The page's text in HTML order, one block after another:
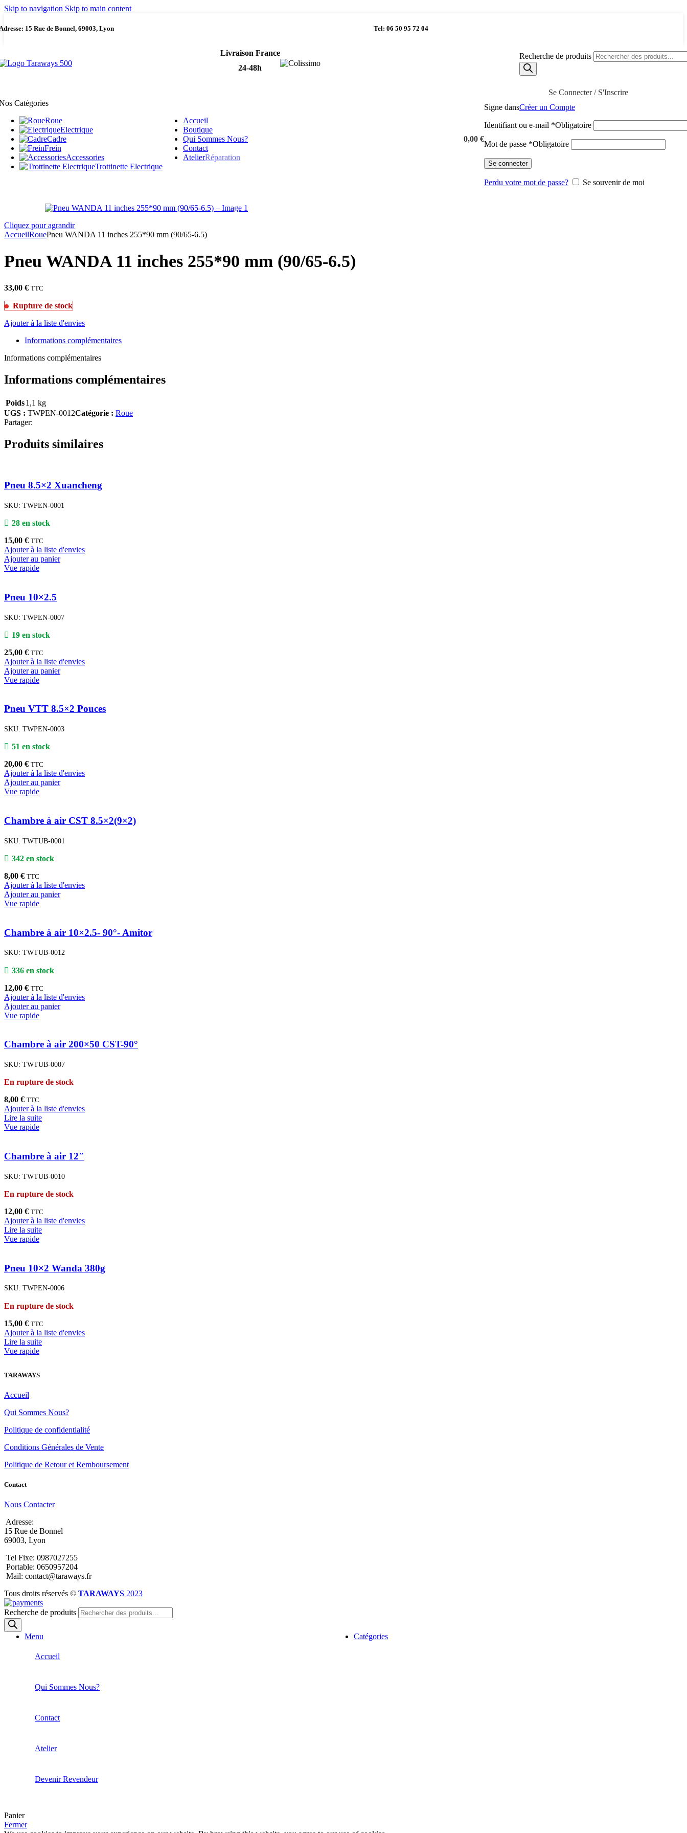
Skip to navigation Skip to main content
15 Rue de Bonnel, 69003, Lyon Tel: 06 50 95 72 04
Livraison France
24-48h
Recherche de produits
Catégories
Roue
Electrique
Cadre
Frein
Accessories
Trottinette Electrique
Accueil
Boutique
Qui Sommes Nous?
Contact
AtelierRéparation
0,00 €
Se Connecter / S'Inscrire
Signe dansCréer un Compte
Identifiant ou e-mail *Obligatoire
Mot de passe *Obligatoire
Se connecter
Perdu votre mot de passe? Se souvenir de moi
Cliquez pour agrandir
AccueilRouePneu WANDA 11 inches 255*90 mm (90/65-6.5)
Pneu WANDA 11 inches 255*90 mm (90/65-6.5)
33,00 € TTC
Rupture de stock
Ajouter à la liste d'envies
Informations complémentaires
Informations complémentaires
Informations complémentaires
Poids1,1 kg
UGS : TWPEN-0012Catégorie : Roue
Partager:
Produits similaires
Pneu 8.5×2 Xuancheng
SKU: TWPEN-0001
28 en stock
15,00 € TTC
Ajouter à la liste d'envies
Ajouter au panier
Vue rapide
Pneu 10×2.5
SKU: TWPEN-0007
19 en stock
25,00 € TTC
Ajouter à la liste d'envies
Ajouter au panier
Vue rapide
Pneu VTT 8.5×2 Pouces
SKU: TWPEN-0003
51 en stock
20,00 € TTC
Ajouter à la liste d'envies
Ajouter au panier
Vue rapide
Chambre à air CST 8.5×2(9×2)
SKU: TWTUB-0001
342 en stock
8,00 € TTC
Ajouter à la liste d'envies
Ajouter au panier
Vue rapide
Chambre à air 10×2.5- 90°- Amitor
SKU: TWTUB-0012
336 en stock
12,00 € TTC
Ajouter à la liste d'envies
Ajouter au panier
Vue rapide
Chambre à air 200×50 CST-90°
SKU: TWTUB-0007
En rupture de stock
8,00 € TTC
Ajouter à la liste d'envies
Lire la suite
Vue rapide
Chambre à air 12″
SKU: TWTUB-0010
En rupture de stock
12,00 € TTC
Ajouter à la liste d'envies
Lire la suite
Vue rapide
Pneu 10×2 Wanda 380g
SKU: TWPEN-0006
En rupture de stock
15,00 € TTC
Ajouter à la liste d'envies
Lire la suite
Vue rapide
TARAWAYS
Accueil
Qui Sommes Nous?
Politique de confidentialité
Conditions Générales de Vente
Politique de Retour et Remboursement
Contact
Nous Contacter
Adresse:
15 Rue de Bonnel
69003, Lyon
Tel Fixe: 0987027255
Portable: 0650957204
Mail: contact@taraways.fr
Tous droits réservés © TARAWAYS 2023
Recherche de produits
Menu Catégories
Accueil
Qui Sommes Nous?
Contact
Atelier
Devenir Revendeur
Panier
Fermer